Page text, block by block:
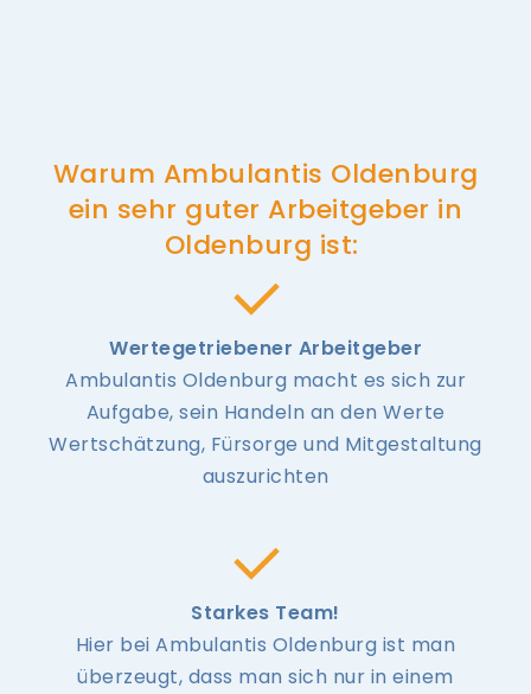
Warum Ambulantis Oldenburg
ein sehr guter Arbeitgeber in
Oldenburg ist:
Wertegetriebener Arbeitgeber
Ambulantis Oldenburg macht es sich zur
Aufgabe, sein Handeln an den Werte
Wertschätzung, Fürsorge und Mitgestaltung
auszurichten
Starkes Team!
Hier bei Ambulantis Oldenburg ist man
überzeugt, dass man sich nur in einem